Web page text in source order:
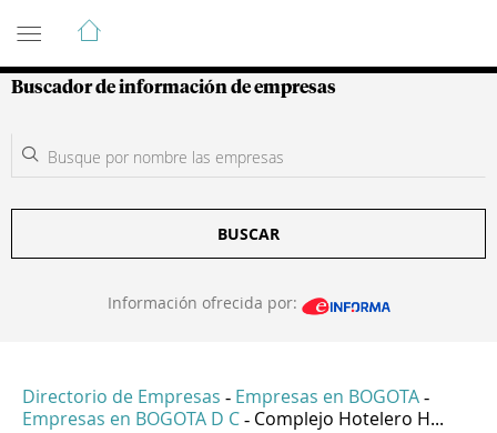
Guía de Empresas Colombianas
Buscador de información de empresas
BUSCAR
Información ofrecida por:
Directorio de Empresas - Empresas en BOGOTA -
Empresas en BOGOTA D C - Complejo Hotelero H...